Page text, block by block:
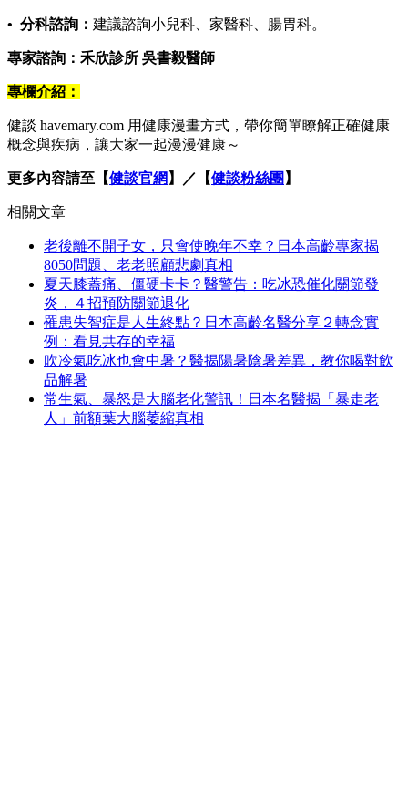
• 分科諮詢： 建議諮詢小兒科、家醫科、腸胃科。
專家諮詢：禾欣診所 吳書毅醫師
專欄介紹：
健談 havemary.com 用健康漫畫方式，帶你簡單瞭解正確健康
概念與疾病，讓大家一起漫漫健康～
更多內容請至【健談官網 】／【健談粉絲團 】
相關文章
老後離不開子女，只會使晚年不幸？日本高齡專家揭
8050問題、老老照顧悲劇真相
夏天膝蓋痛、僵硬卡卡？醫警告：吃冰恐催化關節發
炎，４招預防關節退化
罹患失智症是人生終點？日本高齡名醫分享２轉念實
例：看見共存的幸福
吹冷氣吃冰也會中暑？醫揭陽暑陰暑差異，教你喝對飲
品解暑
常生氣、暴怒是大腦老化警訊！日本名醫揭「暴走老
人」前額葉大腦萎縮真相